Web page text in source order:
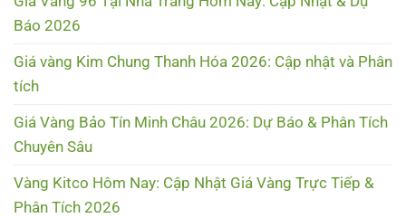
Báo 2026
Giá vàng Kim Chung Thanh Hóa 2026: Cập nhật và Phân
tích
Giá Vàng Bảo Tín Minh Châu 2026: Dự Báo & Phân Tích
Chuyên Sâu
Vàng Kitco Hôm Nay: Cập Nhật Giá Vàng Trực Tiếp &
Phân Tích 2026